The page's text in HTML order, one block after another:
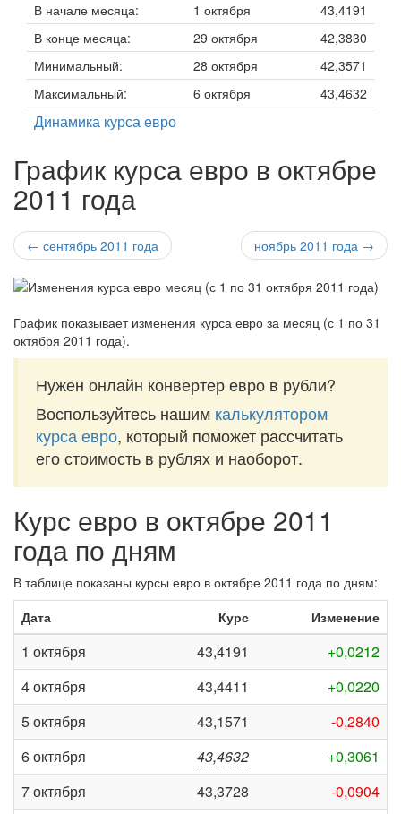
В начале месяца:
1 октября
43,4191
В конце месяца:
29 октября
42,3830
Минимальный:
28 октября
42,3571
Максимальный:
6 октября 43,4632
Динамика курса евро
График курса евро в октябре
2011 года
← сентябрь 2011 года ноябрь 2011 года →
График показывает изменения курса евро за месяц (с 1 по 31
октября 2011 года).
Нужен онлайн конвертер евро в рубли?
Воспользуйтесь нашим калькулятором
курса евро, который поможет рассчитать
его стоимость в рублях и наоборот.
Курс евро в октябре 2011
года по дням
В таблице показаны курсы евро в октябре 2011 года по дням:
Дата
Курс Изменение
1 октября 43,4191
+0,0212
4 октября
43,4411
+0,0220
5 октября
43,1571
-0,2840
6 октября
43,4632
+0,3061
7 октября
43,3728
-0,0904